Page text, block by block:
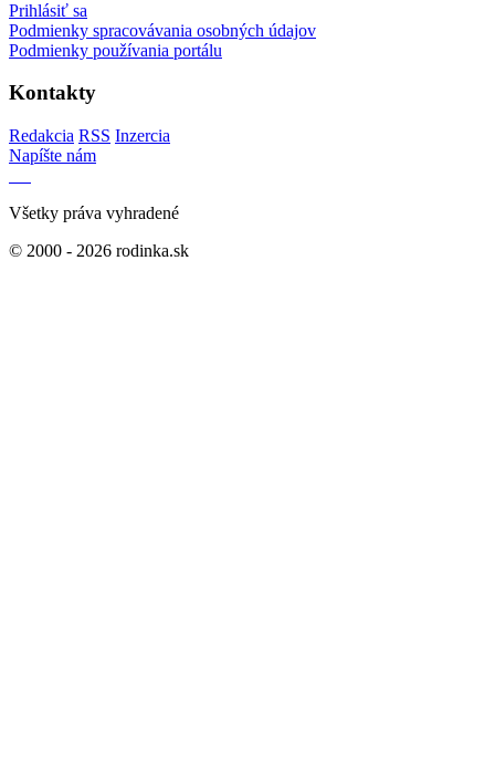
Prihlásiť sa
Podmienky spracovávania osobných údajov
Podmienky používania portálu
Kontakty
Redakcia RSS Inzercia
Napíšte nám
Všetky práva vyhradené
© 2000 - 2026 rodinka.sk